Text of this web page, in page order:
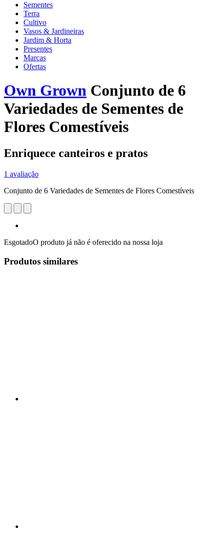
Sementes
Terra
Cultivo
Vasos & Jardineiras
Jardim & Horta
Presentes
Marcas
Ofertas
Own Grown Conjunto de 6
Variedades de Sementes de
Flores Comestíveis
Enriquece canteiros e pratos
1 avaliação
Conjunto de 6 Variedades de Sementes de Flores Comestíveis
EsgotadoO produto já não é oferecido na nossa loja
Produtos similares